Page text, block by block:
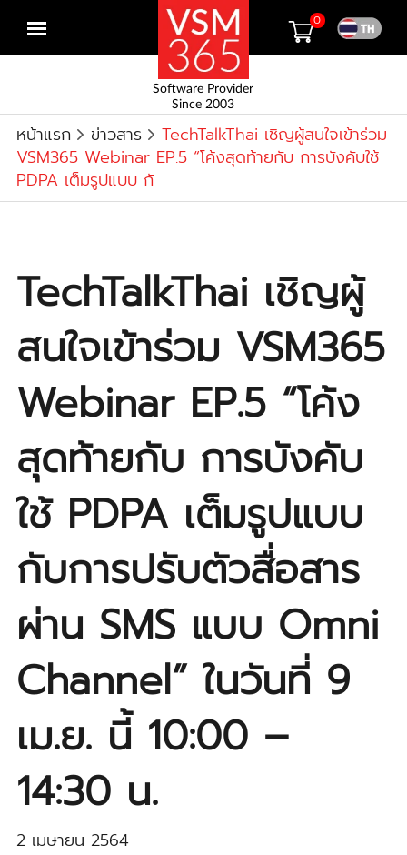
Open
Software Provider
Since 2003
0
หน้าแรก ข่าวสาร
TechTalkThai เชิญผู้สนใจเข้าร่วม
VSM365 Webinar EP.5 “โค้งสุดท้ายกับ การบังคับใช้
PDPA เต็มรูปแบบ กั
TechTalkThai เชิญผู้
สนใจเข้าร่วม VSM365
Webinar EP.5 “โค้ง
สุดท้ายกับ การบังคับ
ใช้ PDPA เต็มรูปแบบ
กับการปรับตัวสื่อสาร
ผ่าน SMS แบบ Omni
Channel” ในวันที่ 9
เม.ย. นี้ 10:00 –
14:30 น.
2 เมษายน 2564